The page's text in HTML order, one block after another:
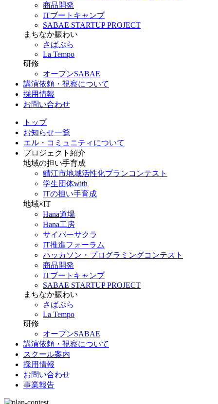
商品開発
ITブートキャンプ
SABAE STARTUP PROJECT
まちなか賑わい
さばぷら
La Tempo
研修
オープンSABAE
講演依頼・視察について
採用情報
お問い合わせ
トップ
お知らせ一覧
エル・コミュニティについて
プロジェクト紹介
地域の担い手育成
鯖江市地域活性化プランコンテスト
学生団体with
ITの担い手育成
地域×IT
Hana道場
Hana工房
サイバーサクラ
IT推進フォーラム
ハッカソン・プログラミングコンテスト
商品開発
ITブートキャンプ
SABAE STARTUP PROJECT
まちなか賑わい
さばぷら
La Tempo
研修
オープンSABAE
講演依頼・視察について
スクール案内
採用情報
お問い合わせ
事業報告